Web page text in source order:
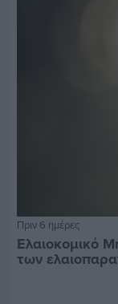
Πριν 6 ημέρες
Ελαιοκομικό
των